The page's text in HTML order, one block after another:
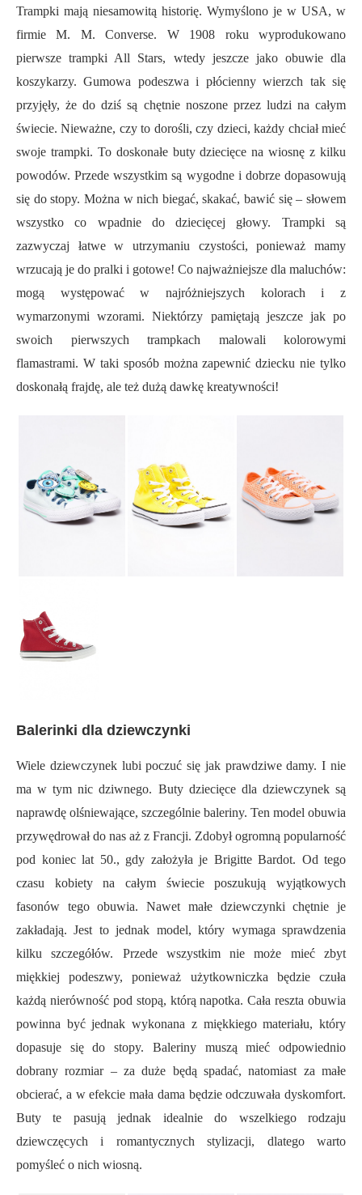
Trampki mają niesamowitą historię. Wymyślono je w USA, w
firmie M. M. Converse. W 1908 roku wyprodukowano
pierwsze trampki All Stars, wtedy jeszcze jako obuwie dla
koszykarzy. Gumowa podeszwa i płócienny wierzch tak się
przyjęły, że do dziś są chętnie noszone przez ludzi na całym
świecie. Nieważne, czy to dorośli, czy dzieci, każdy chciał mieć
swoje trampki. To doskonałe buty dziecięce na wiosnę z kilku
powodów. Przede wszystkim są wygodne i dobrze dopasowują
się do stopy. Można w nich biegać, skakać, bawić się – słowem
wszystko co wpadnie do dziecięcej głowy. Trampki są
zazwyczaj łatwe w utrzymaniu czystości, ponieważ mamy
wrzucają je do pralki i gotowe! Co najważniejsze dla maluchów:
mogą występować w najróżniejszych kolorach i z
wymarzonymi wzorami. Niektórzy pamiętają jeszcze jak po
swoich pierwszych trampkach malowali kolorowymi
flamastrami. W taki sposób można zapewnić dziecku nie tylko
doskonałą frajdę, ale też dużą dawkę kreatywności!
Balerinki dla dziewczynki
Wiele dziewczynek lubi poczuć się jak prawdziwe damy. I nie
ma w tym nic dziwnego. Buty dziecięce dla dziewczynek są
naprawdę olśniewające, szczególnie baleriny. Ten model obuwia
przywędrował do nas aż z Francji. Zdobył ogromną popularność
pod koniec lat 50., gdy założyła je Brigitte Bardot. Od tego
czasu kobiety na całym świecie poszukują wyjątkowych
fasonów tego obuwia. Nawet małe dziewczynki chętnie je
zakładają. Jest to jednak model, który wymaga sprawdzenia
kilku szczegółów. Przede wszystkim nie może mieć zbyt
miękkiej podeszwy, ponieważ użytkowniczka będzie czuła
każdą nierówność pod stopą, którą napotka. Cała reszta obuwia
powinna być jednak wykonana z miękkiego materiału, który
dopasuje się do stopy. Baleriny muszą mieć odpowiednio
dobrany rozmiar – za duże będą spadać, natomiast za małe
obcierać, a w efekcie mała dama będzie odczuwała dyskomfort.
Buty te pasują jednak idealnie do wszelkiego rodzaju
dziewczęcych i romantycznych stylizacji, dlatego warto
pomyśleć o nich wiosną.